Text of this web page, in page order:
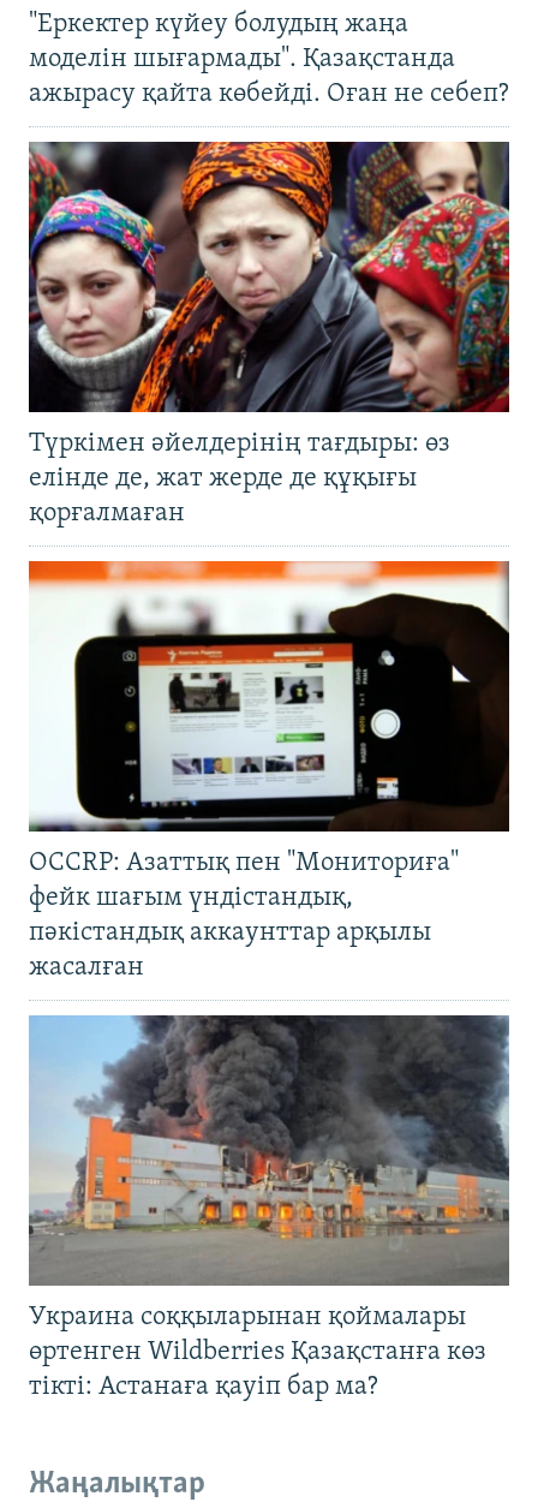
"Еркектер күйеу болудың жаңа
моделін шығармады". Қазақстанда
ажырасу қайта көбейді. Оған не себеп?
Түркімен әйелдерінің тағдыры: өз
елінде де, жат жерде де құқығы
қорғалмаған
OCCRP: Азаттық пен "Мониториға"
фейк шағым үндістандық,
пәкістандық аккаунттар арқылы
жасалған
Украина соққыларынан қоймалары
өртенген Wildberries Қазақстанға көз
тікті: Астанаға қауіп бар ма?
Жаңалықтар